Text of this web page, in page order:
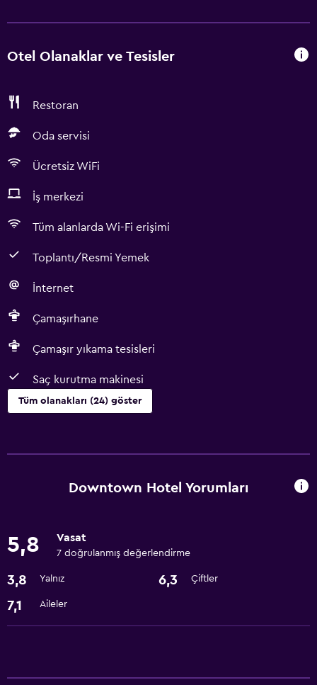
Otel Olanaklar ve Tesisler
Restoran
Oda servisi
Ücretsiz WiFi
İş merkezi
Tüm alanlarda Wi-Fi erişimi
Toplantı/Resmi Yemek
İnternet
Çamaşırhane
Çamaşır yıkama tesisleri
Saç kurutma makinesi
Tüm olanakları (24) göster
Oda servisi
Emanet kasası
Tüm alanlarda Wi-Fi erişimi
Downtown Hotel Yorumları
5,8 Vasat
7 doğrulanmış değerlendirme
3,8 Yalnız 6,3 Çiftler
7,1 Aileler